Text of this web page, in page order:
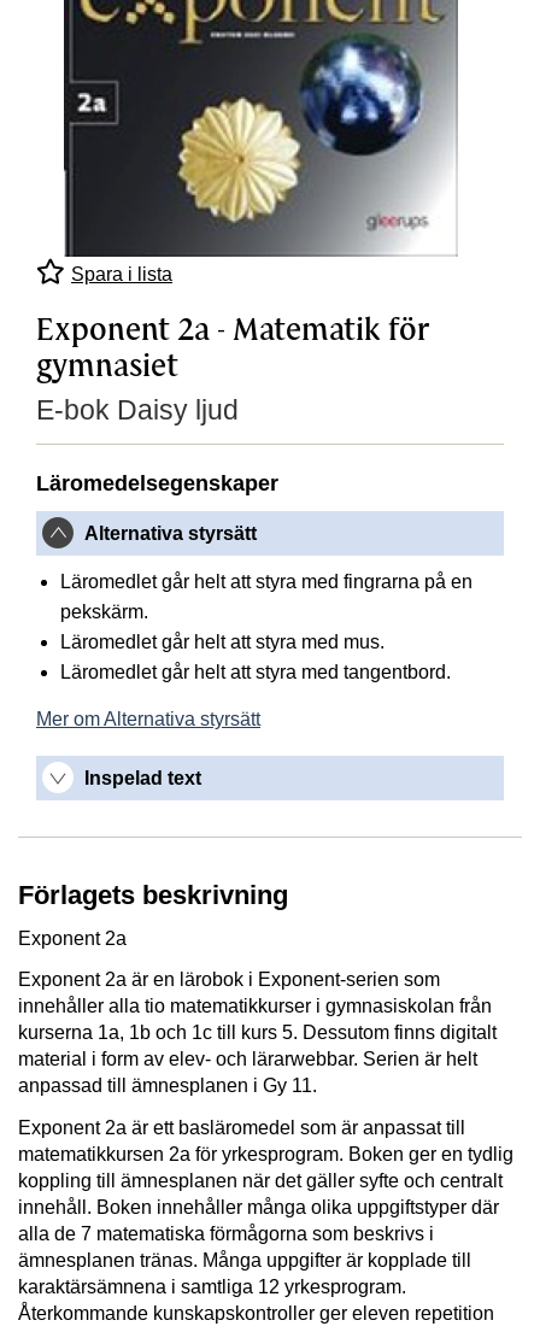
Spara i lista
Exponent 2a - Matematik för
gymnasiet
E-bok Daisy ljud
Läromedelsegenskaper
Alternativa styrsätt
Läromedlet går helt att styra med fingrarna på en
pekskärm.
Läromedlet går helt att styra med mus.
Läromedlet går helt att styra med tangentbord.
Mer om Alternativa styrsätt
Inspelad text
Förlagets beskrivning
Exponent 2a
Exponent 2a är en lärobok i Exponent-serien som
innehåller alla tio matematikkurser i gymnasiskolan från
kurserna 1a, 1b och 1c till kurs 5. Dessutom finns digitalt
material i form av elev- och lärarwebbar. Serien är helt
anpassad till ämnesplanen i Gy 11.
Exponent 2a är ett basläromedel som är anpassat till
matematikkursen 2a för yrkesprogram. Boken ger en tydlig
koppling till ämnesplanen när det gäller syfte och centralt
innehåll. Boken innehåller många olika uppgiftstyper där
alla de 7 matematiska förmågorna som beskrivs i
ämnesplanen tränas. Många uppgifter är kopplade till
karaktärsämnena i samtliga 12 yrkesprogram.
Återkommande kunskapskontroller ger eleven repetition